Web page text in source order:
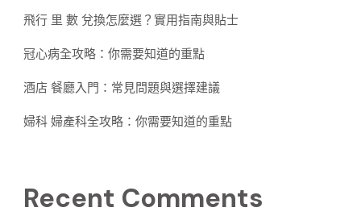
飛行 里 數 兌換怎麼選？實用指南與貼士
冠心病全攻略：你需要知道的重點
酒店 餐廳入門：常見問題與選擇建議
婦科 婦產科全攻略：你需要知道的重點
Recent Comments